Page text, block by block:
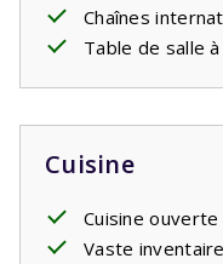
Chaînes
Table de salle
Cuisine
Cuisine
Vaste